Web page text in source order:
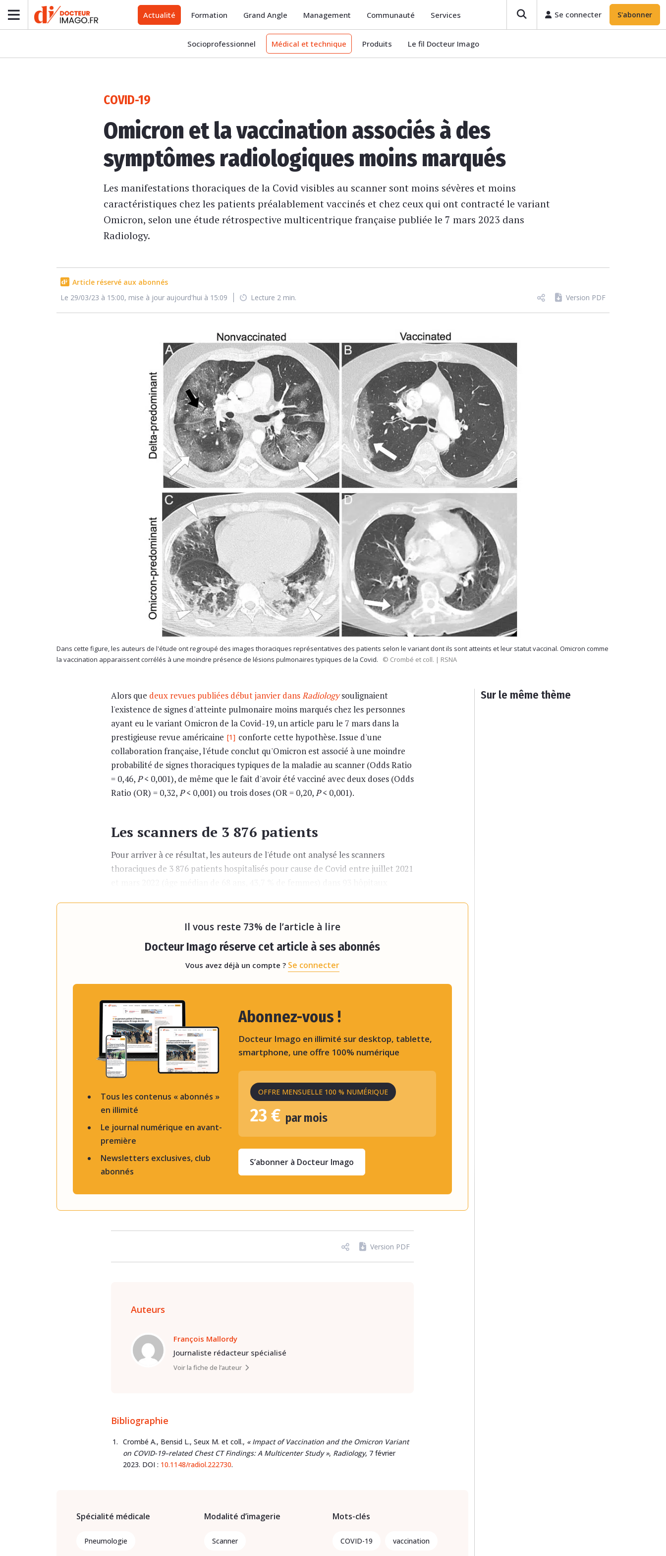
Actualité Formation Grand Angle Management Communauté Services Se connecter S'abonner
Socioprofessionnel Médical et technique Produits Le fil Docteur Imago
COVID-19
Omicron et la vaccination associés à des
symptômes radiologiques moins marqués
Les manifestations thoraciques de la Covid visibles au scanner sont moins sévères et moins
caractéristiques chez les patients préalablement vaccinés et chez ceux qui ont contracté le variant
Omicron, selon une étude rétrospective multicentrique française publiée le 7 mars 2023 dans
Radiology.
Article réservé aux abonnés
Le 29/03/23 à 15:00, mise à jour aujourd'hui à 15:09
Lecture 2 min. Version PDF
Dans cette figure, les auteurs de l'étude ont regroupé des images thoraciques représentatives des patients selon le variant dont ils sont atteints et leur statut vaccinal. Omicron comme
la vaccination apparaissent corrélés à une moindre présence de lésions pulmonaires typiques de la Covid.
© Crombé et coll. | RSNA
Alors que deux revues publiées début janvier dansRadiologysoulignaient
l'existence de signes d'atteinte pulmonaire moins marqués chez les personnes
ayant eu le variant Omicron de la Covid-19, un article paru le 7 mars dans la
prestigieuse revue américaine [1] conforte cette hypothèse. Issue d'une
collaboration française, l'étude conclut qu'Omicron est associé à une moindre
probabilité de signes thoraciques typiques de la maladie au scanner (Odds Ratio
= 0,46,P< 0,001), de même que le fait d'avoir été vacciné avec deux doses (Odds
Ratio (OR) = 0,32,P< 0,001) ou trois doses (OR = 0,20,P< 0,001).
Les scanners de 3 876 patients
Pour arriver à ce résultat, les auteurs de l'étude ont analysé les scanners
thoraciques de 3 876 patients hospitalisés pour cause de Covid entre juillet 2021
Il vous reste 73% de l’article à lire
Docteur Imago réserve cet article à ses abonnés
Vous avez déjà un compte ? Se connecter
Tous les contenus « abonnés »
en illimité
Le journal numérique en avant-
première
Newsletters exclusives, club
abonnés
Abonnez-vous !
Docteur Imago en illimité sur desktop, tablette,
smartphone, une offre 100% numérique
OFFRE MENSUELLE 100 % NUMÉRIQUE
23 € par mois
S’abonner à Docteur Imago
Version PDF
Auteurs
François Mallordy
Journaliste rédacteur spécialisé
Voir la fiche de l’auteur
Bibliographie
Crombé A., Bensid L., Seux M. et coll., « Impact of Vaccination and the Omicron Variant
on COVID-19–related Chest CT Findings: A Multicenter Study », Radiology, 7 février
2023. DOI : 10.1148/radiol.222730.
Spécialité médicale
Pneumologie
Modalité d’imagerie
Scanner
Mots-clés
COVID-19 vaccination
Sur le même thème